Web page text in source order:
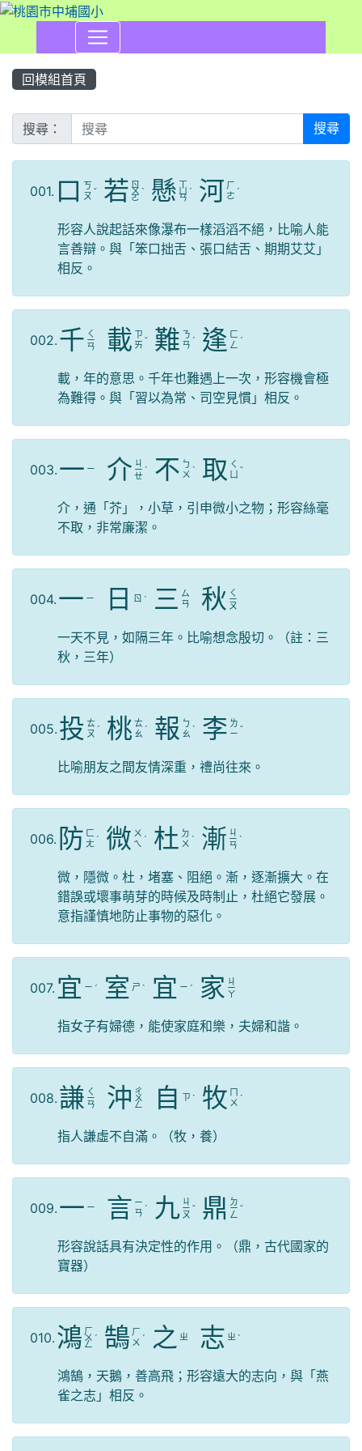
回模組首頁
搜尋： 搜尋
001. 口 ㄎ
ㄡ ˇ 若 ㄖ
ㄨ
ㄛ
ˋ 懸 ㄒ
ㄩ
ㄢ
ˊ 河 ㄏ
ㄜ ˊ
形容人說起話來像瀑布一樣滔滔不絕，比喻人能
言善辯。與「笨口拙舌、張口結舌、期期艾艾」
相反。
002. 千 ㄑ
ㄧ
ㄢ 載 ㄗ
ㄞ ˇ 難 ㄋ
ㄢ ˊ 逢 ㄈ
ㄥ ˊ
載，年的意思。千年也難遇上一次，形容機會極
為難得。與「習以為常、司空見慣」相反。
003. 一 ㄧ 介 ㄐ
ㄧ
ㄝ
ˋ 不 ㄅ
ㄨ ˋ 取 ㄑ
ˇ
介，通「芥」，小草，引申微小之物；形容絲毫
不取，非常廉潔。
004. 一 ㄧ 日 ㄖ ˋ 三 ㄙ
ㄢ
秋 ㄑ
ㄧ
ㄡ
一天不見，如隔三年。比喻想念殷切。（註：三
秋，三年）
005. 投 ㄊ
ㄡ ˊ 桃 ㄊ
ㄠ ˊ 報 ㄅ
ㄠ ˋ 李 ㄌ
ㄧ ˇ
比喻朋友之間友情深重，禮尚往來。
006. 防 ㄈ
ㄤ ˊ 微 ㄨ
ㄟ ˊ 杜 ㄉ
ㄨ ˋ 漸 ㄐ
ㄧ
ㄢ
ˋ
微，隱微。杜，堵塞、阻絕。漸，逐漸擴大。在
錯誤或壞事萌芽的時候及時制止，杜絕它發展。
意指謹慎地防止事物的惡化。
007. 宜 ㄧ ˊ 室 ㄕ ˋ 宜 ㄧ ˊ 家 ㄐ
ㄧ
ㄚ
指女子有婦德，能使家庭和樂，夫婦和諧。
008. 謙 ㄑ
ㄧ
ㄢ 沖 ㄔ
ㄨ
ㄥ 自 ㄗ ˋ 牧 ㄇ
ㄨ ˋ
指人謙虛不自滿。（牧，養）
009. 一 ㄧ 言 ㄧ
ㄢ ˊ 九 ㄐ
ㄧ
ㄡ
ˇ 鼎 ㄉ
ㄧ
ㄥ
ˇ
形容說話具有決定性的作用。（鼎，古代國家的
寶器）
010. 鴻 ㄏ
ㄨ
ㄥ
ˊ 鵠 ㄏ
ㄨ ˊ 之 ㄓ 志 ㄓ ˋ
鴻鵠，天鵝，善高飛；形容遠大的志向，與「燕
雀之志」相反。